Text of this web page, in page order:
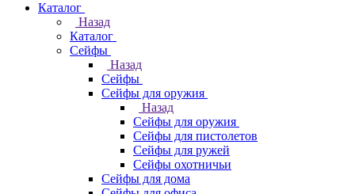
Каталог
Назад
Каталог
Cейфы
Назад
Cейфы
Cейфы для оружия
Назад
Cейфы для оружия
Сейфы для пистолетов
Сейфы для ружей
Сейфы охотничьи
Cейфы для дома